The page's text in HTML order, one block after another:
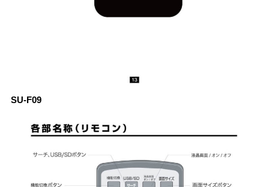
SU-F09